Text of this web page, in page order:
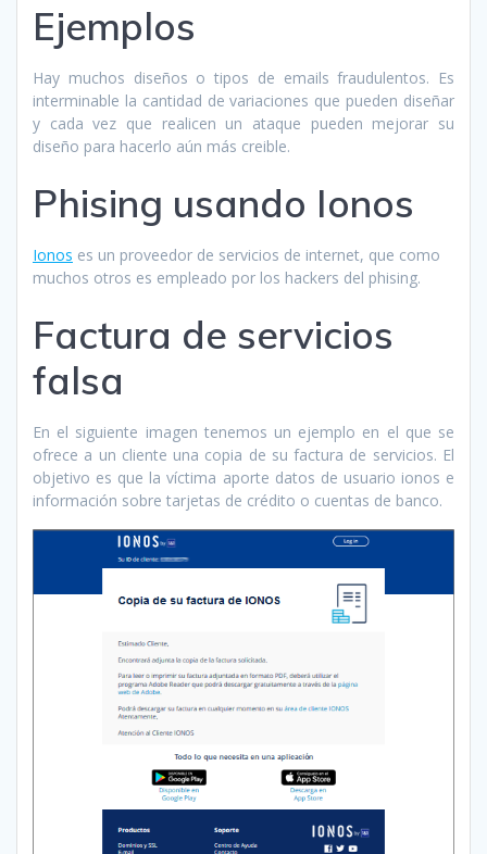
Ejemplos
Hay muchos diseños o tipos de emails fraudulentos. Es
interminable la cantidad de variaciones que pueden diseñar
y cada vez que realicen un ataque pueden mejorar su
diseño para hacerlo aún más creible.
Phising usando Ionos
Ionos es un proveedor de servicios de internet, que como
muchos otros es empleado por los hackers del phising.
Factura de servicios
falsa
En el siguiente imagen tenemos un ejemplo en el que se
ofrece a un cliente una copia de su factura de servicios. El
objetivo es que la víctima aporte datos de usuario ionos e
información sobre tarjetas de crédito o cuentas de banco.